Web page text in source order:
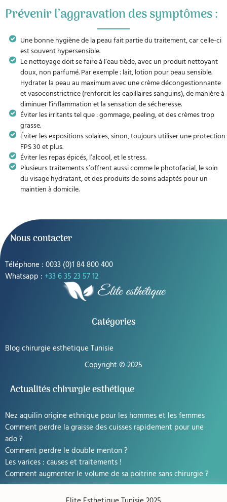
Prévenir l’aggravation des symptômes :
Une bonne hygiène de la peau fait partie du traitement, car celle-ci
est souvent hypersensible.
Le nettoyage doit se faire à l’eau tiède, avec un produit nettoyant
doux, non parfumé. Par exemple : lait, lotion pour peau sensible.
Hydrater la peau au maximum avec une crème décongestionnante
et vasoconstrictrice (renforcit les capillaires sanguins), de manière à
diminuer l’inflammation et la sensation de sécheresse.
Éviter les irritants tel que : gommage, peeling, et des crèmes trop
grasse.
Éviter les expositions solaires, sinon, toujours utiliser une protection
FPS 30 et plus.
Éviter les repas épicés, l’alcool, et le stress.
Plusieurs traitements s’offrent aussi comme le photofacial, le soin
du visage hydratant, et des produits de soins adaptés pour un
maintien à domicile.
Nous contacter
Téléphone : 0033 (0)1 84 800 400
Whatsapp : +33 6 35 23 57 12
Catégories
Blog chirurgie esthetique Tunisie
Copyright © 2025
Actualités chirurgie esthétique
Nez aquilin origine ethnique pour les hommes et les femmes
Comment perdre la graisse des cuisses rapidement pour une
ado ?
Comment perdre le double menton ?
Les varices : causes et traitements !
Comment augmenter le volume de sa poitrine sans chirurgie ?